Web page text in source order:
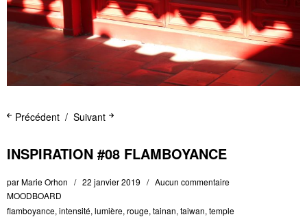
Suivant
Précédent
INSPIRATION #08 FLAMBOYANCE
parMarie Orhon 22 janvier 2019
Aucun commentaire
MOODBOARD
flamboyance, intensité, lumière, rouge, tainan, taiwan, temple